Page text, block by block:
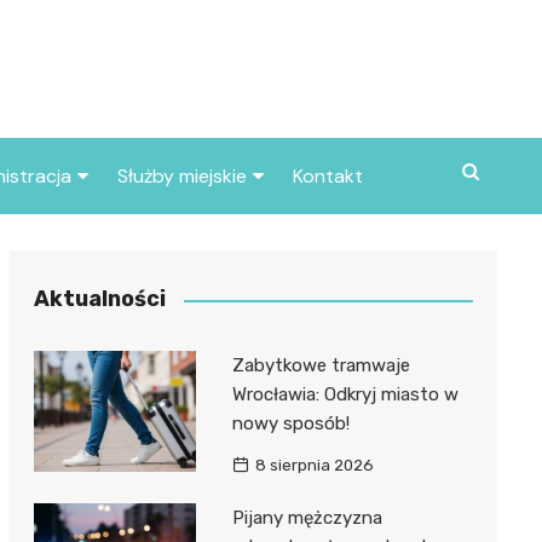
miasta
Służby miejskie
Policja
Kontakt
Aktualności
Zabytkowe tramwaje
Wrocławia: Odkryj miasto w
nowy sposób!
8 sierpnia 2026
Pijany mężczyzna